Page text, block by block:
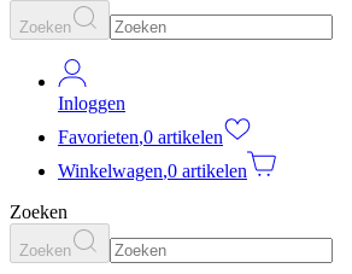
Zoeken
Inloggen
Favorieten,0 artikelen
Winkelwagen,0 artikelen
Zoeken
Zoeken